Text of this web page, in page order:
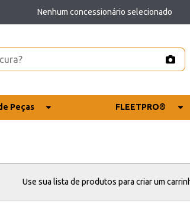
Nenhum concessionário selecionado
Peças FLEETPRO®
Use sua lista de produtos para criar um